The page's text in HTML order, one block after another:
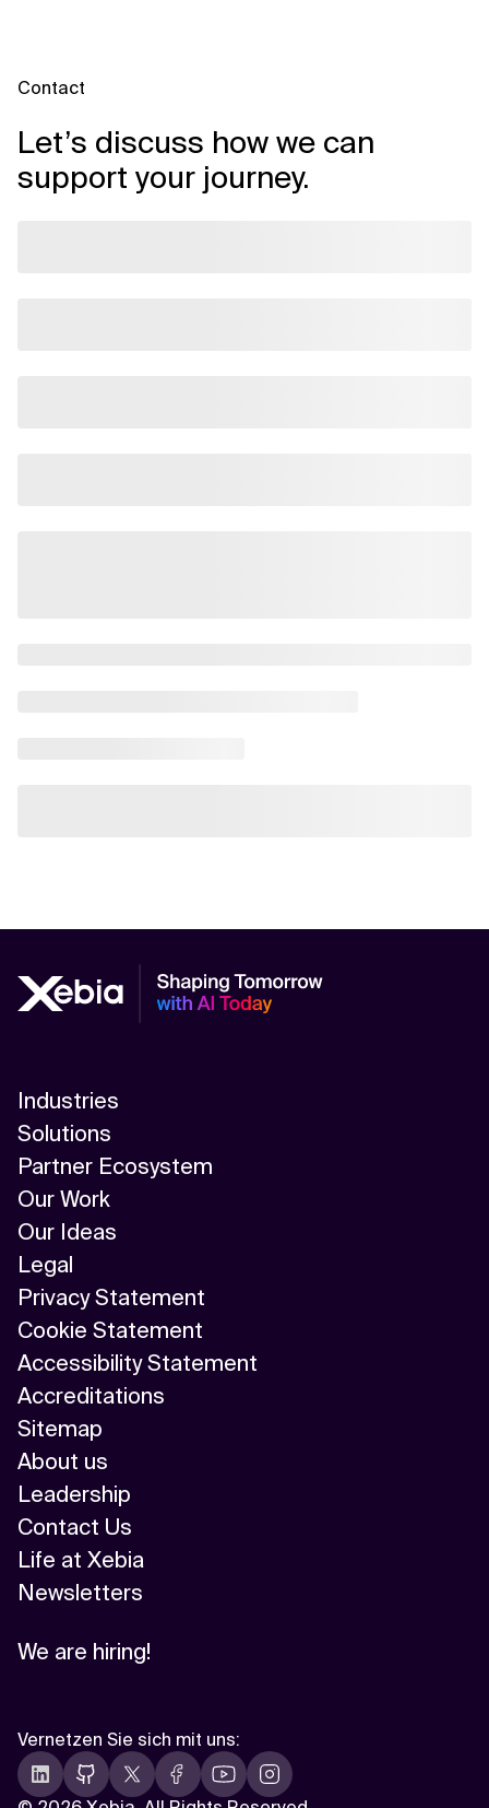
Contact
Let’s discuss how we can
support your journey.
Industries
Solutions
Partner Ecosystem
Our Work
Our Ideas
Legal
Privacy Statement
Cookie Statement
Accessibility Statement
Accreditations
Sitemap
About us
Leadership
Contact Us
Life at Xebia
Newsletters
We are hiring!
Vernetzen Sie sich mit uns: